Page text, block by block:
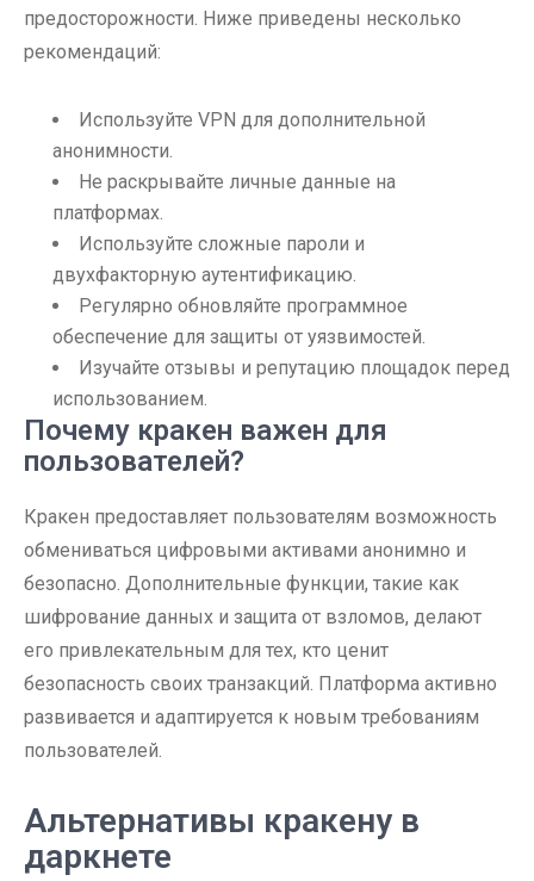
предосторожности. Ниже приведены несколько
рекомендаций:
Используйте VPN для дополнительной
анонимности.
Не раскрывайте личные данные на
платформах.
Используйте сложные пароли и
двухфакторную аутентификацию.
Регулярно обновляйте программное
обеспечение для защиты от уязвимостей.
Изучайте отзывы и репутацию площадок перед
использованием.
Почему кракен важен для
пользователей?
Кракен предоставляет пользователям возможность
обмениваться цифровыми активами анонимно и
безопасно. Дополнительные функции, такие как
шифрование данных и защита от взломов, делают
его привлекательным для тех, кто ценит
безопасность своих транзакций. Платформа активно
развивается и адаптируется к новым требованиям
пользователей.
Альтернативы кракену в
даркнете